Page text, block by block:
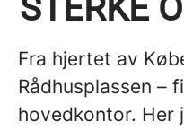
STERKE
Fra hjertet av
Rådhusplassen –
hovedkontor. Her